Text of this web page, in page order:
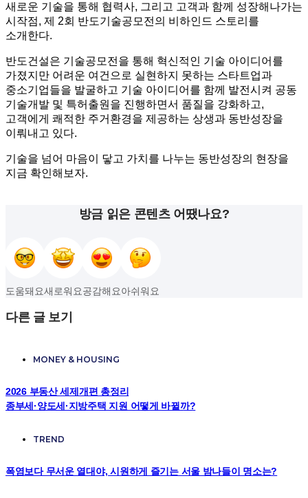
새로운 기술을 통해 협력사, 그리고 고객과 함께 성장해나가는
시작점, 제 2회 반도기술공모전의 비하인드 스토리를
소개한다.
반도건설은 기술공모전을 통해 혁신적인 기술 아이디어를
가졌지만 어려운 여건으로 실현하지 못하는 스타트업과
중소기업들을 발굴하고 기술 아이디어를 함께 발전시켜 공동
기술개발 및 특허출원을 진행하면서 품질을 강화하고,
고객에게 쾌적한 주거환경을 제공하는 상생과 동반성장을
이뤄내고 있다.
기술을 넘어 마음이 닿고 가치를 나누는 동반성장의 현장을
지금 확인해보자.
방금 읽은 콘텐츠 어땠나요?
도움돼요새로워요공감해요아쉬워요
다른 글 보기
MONEY & HOUSING
2026 부동산 세제개편 총정리
종부세·양도세·지방주택 지원 어떻게 바뀔까?
TREND
폭염보다 무서운 열대야, 시원하게 즐기는 서울 밤나들이 명소는?